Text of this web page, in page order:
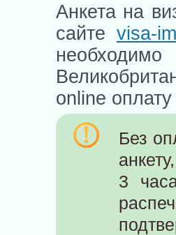
Анкета на
сайте visa-
online
Без
3